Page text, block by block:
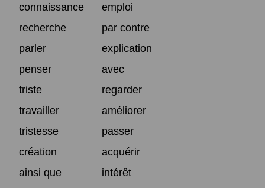
connaissance
emploi
recherche
par contre
parler
explication
penser
avec
triste
regarder
travailler
améliorer
tristesse
passer
création
acquérir
ainsi que
intérêt